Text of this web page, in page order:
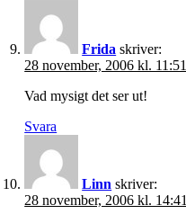
Frida skriver:
28 november, 2006 kl. 11:51
Vad mysigt det ser ut!
Svara
Linn skriver:
28 november, 2006 kl. 14:41